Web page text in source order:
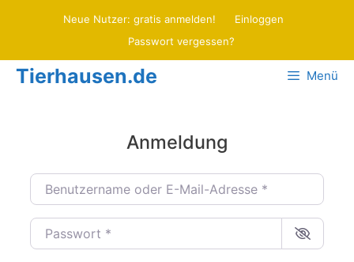
Neue Nutzer: gratis anmelden!
Einloggen
Passwort vergessen?
Tierhausen.de Menü
Anmeldung
Benutzername oder E-Mail-Adresse
Passwort